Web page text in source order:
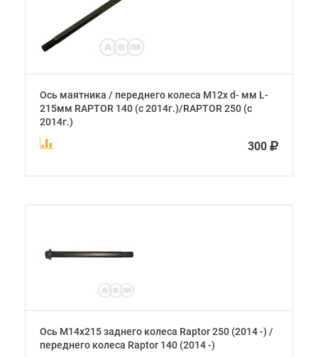
Ось маятника / переднего колеса М12х d- мм L-
215мм RAPTOR 140 (с 2014г.)/RAPTOR 250 (с
2014г.)
300
Ось М14х215 заднего колеса Raptor 250 (2014 -) /
переднего колеса Raptor 140 (2014 -)